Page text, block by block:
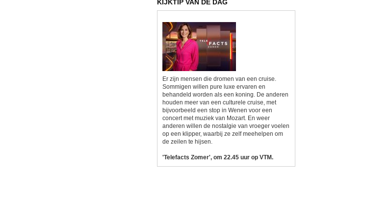
KIJKTIP VAN DE DAG
Er zijn mensen die dromen van een cruise.
Sommigen willen pure luxe ervaren en
behandeld worden als een koning. De anderen
houden meer van een culturele cruise, met
bijvoorbeeld een stop in Wenen voor een
concert met muziek van Mozart. En weer
anderen willen de nostalgie van vroeger voelen
op een klipper, waarbij ze zelf meehelpen om
de zeilen te hijsen.
'Telefacts Zomer', om 22.45 uur op VTM.